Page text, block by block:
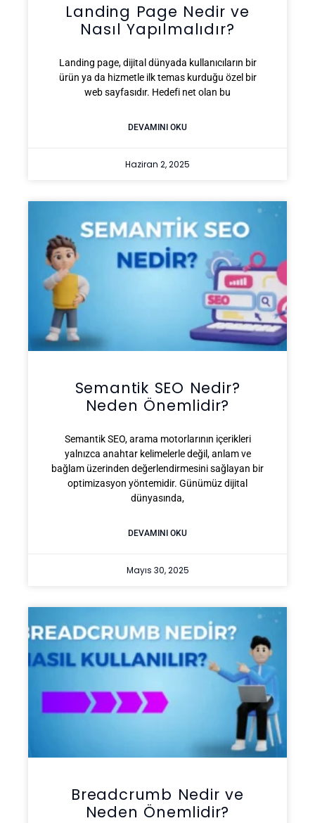
Landing Page Nedir ve
Nasıl Yapılmalıdır?
Landing page, dijital dünyada kullanıcıların bir
ürün ya da hizmetle ilk temas kurduğu özel bir
web sayfasıdır. Hedefi net olan bu
DEVAMINI OKU
Haziran 2, 2025
Semantik SEO Nedir?
Neden Önemlidir?
Semantik SEO, arama motorlarının içerikleri
yalnızca anahtar kelimelerle değil, anlam ve
bağlam üzerinden değerlendirmesini sağlayan bir
optimizasyon yöntemidir. Günümüz dijital
dünyasında,
DEVAMINI OKU
Mayıs 30, 2025
Breadcrumb Nedir ve
Neden Önemlidir?